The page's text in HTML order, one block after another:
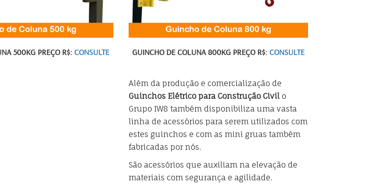
500KG PREÇO R$: CONSULTE GUINCHO DE COLUNA 800KG PREÇO R$: CONSULTE
Além da produção e comercialização de
Guinchos Elétrico para Construção Civilo
Grupo IW8 também disponibiliza uma vasta
linha de acessórios para serem utilizados com
estes guinchos e com as mini gruas também
fabricadas por nós.
São acessórios que auxiliam na elevação de
materiais com segurança e agilidade.